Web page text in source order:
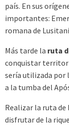
país. En sus
importantes:
romana de
Más tarde la ruta
conquistar
sería utilizada por
a la tumba del
Realizar la ruta
disfrutar de la